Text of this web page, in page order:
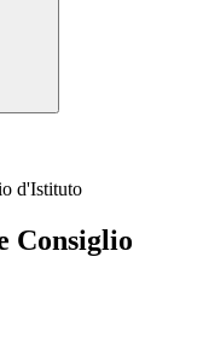
d'Istituto
Consiglio